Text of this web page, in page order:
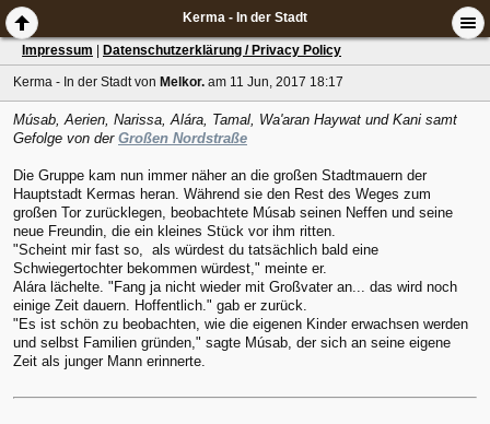
Kerma - In der Stadt
Impressum Datenschutzerklärung / Privacy Policy
Kerma - In der Stadtvon Melkor. am 11 Jun, 2017 18:17
Músab, Aerien, Narissa, Alára, Tamal, Wa'aran Haywat und Kani samt
Gefolge von der Großen Nordstraße
Die Gruppe kam nun immer näher an die großen Stadtmauern der
Hauptstadt Kermas heran. Während sie den Rest des Weges zum
großen Tor zurücklegen, beobachtete Músab seinen Neffen und seine
neue Freundin, die ein kleines Stück vor ihm ritten.
"Scheint mir fast so, als würdest du tatsächlich bald eine
Schwiegertochter bekommen würdest," meinte er.
Alára lächelte. "Fang ja nicht wieder mit Großvater an... das wird noch
einige Zeit dauern. Hoffentlich." gab er zurück.
"Es ist schön zu beobachten, wie die eigenen Kinder erwachsen werden
und selbst Familien gründen," sagte Músab, der sich an seine eigene
Zeit als junger Mann erinnerte.